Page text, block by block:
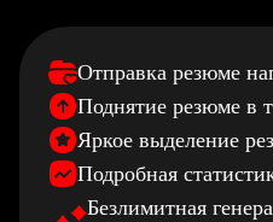
Отправка резюме
Поднятие резюме в
Яркое выделение
Подробная
Безлимитная